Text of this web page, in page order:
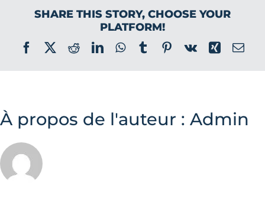
SHARE THIS STORY, CHOOSE YOUR
PLATFORM!
FacebookRedditLinkedInWhatsApp
TumblrPinterest
Vk Xing
À propos de l'auteur : Admin